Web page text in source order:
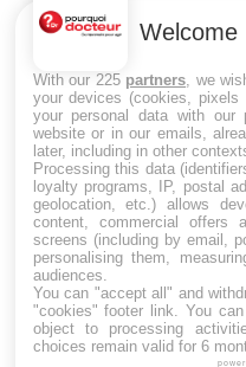
LES MALADIES
pression
Welcome
With our 225 partners , we
your devices (cookies,
your personal data with our
website or in our emails,
later, including in other
Processing this data
loyalty programs, IP, postal
geolocation, etc.) allows
content, commercial offers
screens (including by email,
personalising them,
audiences.
You can "accept all" and
"cookies" footer link . You
object to processing
choices remain valid for 6